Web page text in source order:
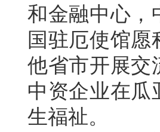
和金融中心，
国驻厄使馆
他省市开展交
中资企业在瓜
生福祉。